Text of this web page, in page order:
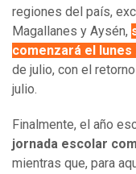
regiones del país,
Magallanes y Aysén,
comenzará el lunes
de julio, con el
julio.
Finalmente, el año
jornada escolar
mientras que, para